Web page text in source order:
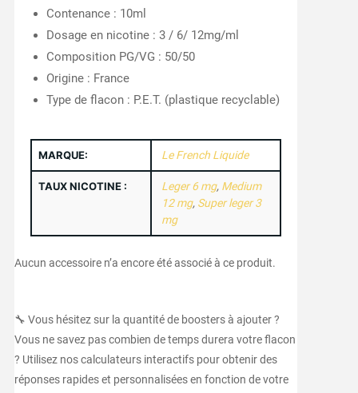
Contenance : 10ml
Dosage en nicotine : 3 / 6/ 12mg/ml
Composition PG/VG : 50/50
Origine : France
Type de flacon : P.E.T. (plastique recyclable)
MARQUE: Le French Liquide
TAUX NICOTINE : Leger 6 mg, Medium
12 mg, Super leger 3
mg
Aucun accessoire n’a encore été associé à ce produit.
🔧 Vous hésitez sur la quantité de boosters à ajouter ?
Vous ne savez pas combien de temps durera votre flacon
? Utilisez nos calculateurs interactifs pour obtenir des
réponses rapides et personnalisées en fonction de votre